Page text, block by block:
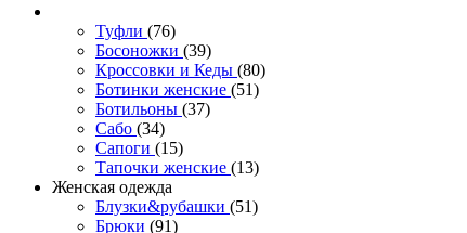
Туфли (76)
Босоножки (39)
Кроссовки и Кеды (80)
Ботинки женские (51)
Ботильоны (37)
Сабо (34)
Сапоги (15)
Тапочки женские (13)
Женская одежда
Блузки&рубашки (51)
Брюки (91)